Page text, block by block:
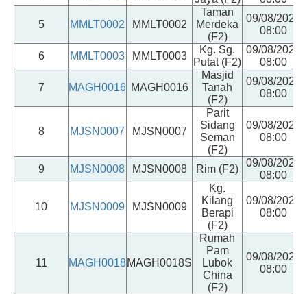
5 MMLT0002 MMLT0002
Taman
Merdeka
(F2)
09/08/2026
08:00
6 MMLT0003 MMLT0003
Kg. Sg.
Putat (F2)
09/08/2026
08:00
7 MAGH0016 MAGH0016
Masjid
Tanah
(F2)
09/08/2026
08:00
8 MJSN0007 MJSN0007
Parit
Sidang
Seman
(F2)
09/08/2026
08:00
9 MJSN0008 MJSN0008 Rim (F2)
09/08/2026
08:00
10 MJSN0009 MJSN0009
Kg.
Kilang
Berapi
(F2)
09/08/2026
08:00
11 MAGH0018MAGH0018S
Rumah
Pam
Lubok
China
(F2)
09/08/2026
08:00